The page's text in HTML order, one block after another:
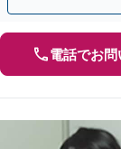
電話でお